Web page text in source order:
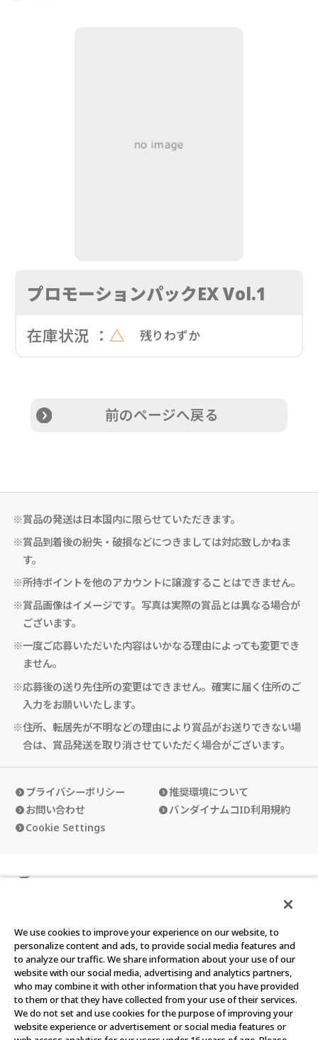
プロモーションパックEX Vol.1
在庫状況 ： △ 残りわずか
前のページへ戻る
※賞品の発送は日本国内に限らせていただきます。
※賞品到着後の紛失・破損などにつきましては対応致しかねま
す。
※所持ポイントを他のアカウントに譲渡することはできません。
※賞品画像はイメージです。写真は実際の賞品とは異なる場合が
ございます。
※一度ご応募いただいた内容はいかなる理由によっても変更でき
ません。
※応募後の送り先住所の変更はできません。確実に届く住所のご
入力をお願いいたします。
※住所、転居先が不明などの理由により賞品がお送りできない場
合は、賞品発送を取り消させていただく場合がございます。
プライバシーポリシー
推奨環境について
お問い合わせ
バンダイナムコID利用規約
Cookie Settings
カードダスクラブの使い方 カードダスクラブ会員規約
©BANDAI
このウェブサイトに記載されているすべての画像・テキスト・デ
ータの無断転用、転載をお断りします。
We use cookies to improve your experience on our website, to
personalize content and ads, to provide social media features and
to analyze our traffic. We share information about your use of our
website with our social media, advertising and analytics partners,
who may combine it with other information that you have provided
to them or that they have collected from your use of their services.
We do not set and use cookies for the purpose of improving your
website experience or advertisement or social media features or